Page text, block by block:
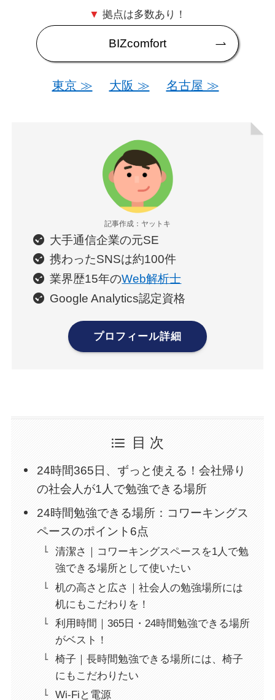
▼ 拠点は多数あり！
BIZcomfort
東京 ≫ 大阪 ≫ 名古屋 ≫
記事作成：ヤットキ
大手通信企業の元SE
携わったSNSは約100件
業界歴15年のWeb解析士
Google Analytics認定資格
プロフィール詳細
目 次
24時間365日、ずっと使える！会社帰り
の社会人が1人で勉強できる場所
24時間勉強できる場所：コワーキングス
ペースのポイント6点
清潔さ｜コワーキングスペースを1人で勉
強できる場所として使いたい
机の高さと広さ｜社会人の勉強場所には
机にもこだわりを！
利用時間｜365日・24時間勉強できる場所
がベスト！
椅子｜長時間勉強できる場所には、椅子
にもこだわりたい
Wi-Fiと電源